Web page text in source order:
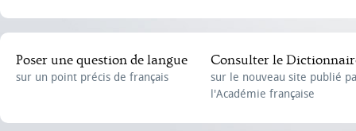
Poser une question de langue
sur un point précis de français
Consulter le
sur le nouveau site publié
l'Académie française